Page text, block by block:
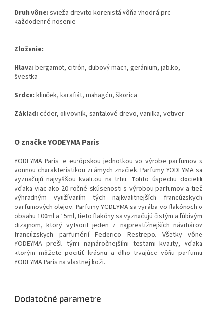
Druh vône: svieža drevito-korenistá vôňa vhodná pre
každodenné nosenie
Zloženie:
Hlava: bergamot, citrón, dubovýmach, geránium, jablko,
švestka
Srdce: klinček, karafiát, mahagón, škorica
Základ: céder, olivovník, santalové drevo, vanilka, vetiver
O značke YODEYMA Paris
YODEYMA Paris je európskou jednotkou vo výrobe parfumov s
vonnou charakteristikou známych značiek. Parfumy YODEYMA sa
vyznačujú najvyššou kvalitou na trhu. Tohto úspechu docielili
vďaka viac ako 20 ročné skúsenosti s výrobou parfumov a tiež
výhradným využívaním tých najkvalitnejších francúzskych
parfumových olejov. Parfumy YODEYMA sa vyrába vo flakónoch o
obsahu 100ml a 15ml, tieto flakóny sa vyznačujú čistým a ľúbivým
dizajnom, ktorý vytvoril jeden z najprestížnejších návrhárov
francúzskych parfumérií Federico Restrepo. Všetky vône
YODEYMA prešli tými najnáročnejšími testami kvality, vďaka
ktorým môžete pocítiť krásnu a dlho trvajúce vôňu parfumu
YODEYMA Paris na vlastnej koži.
Dodatočné parametre